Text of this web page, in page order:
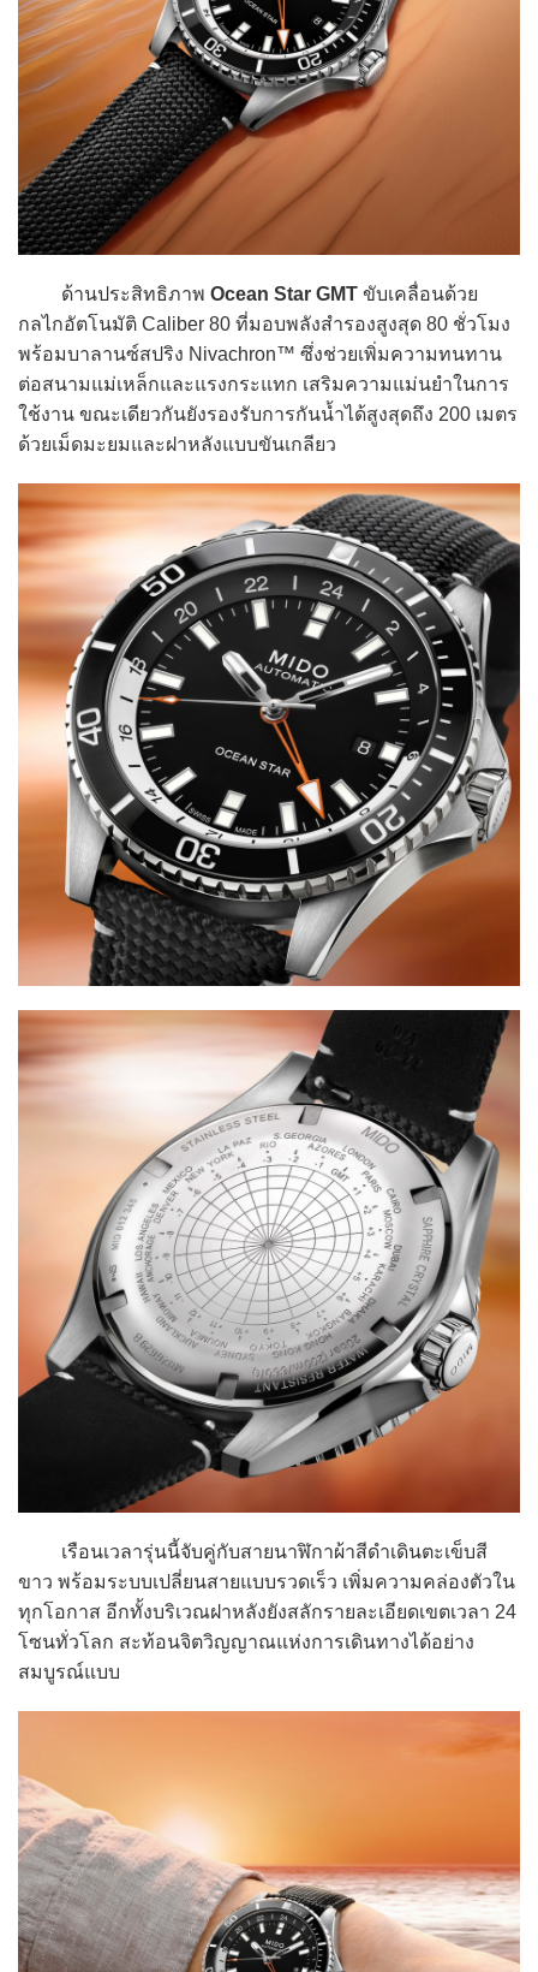
ด้านประสิทธิภาพ Ocean Star GMT ขับเคลื่อนด้วย
กลไกอัตโนมัติ Caliber 80 ที่มอบพลังสำรองสูงสุด 80 ชั่วโมง
พร้อมบาลานซ์สปริง Nivachron™ ซึ่งช่วยเพิ่มความทนทาน
ต่อสนามแม่เหล็กและแรงกระแทก เสริมความแม่นยำในการ
ใช้งาน ขณะเดียวกันยังรองรับการกันน้ำได้สูงสุดถึง 200 เมตร
ด้วยเม็ดมะยมและฝาหลังแบบขันเกลียว
เรือนเวลารุ่นนี้จับคู่กับสายนาฬิกาผ้าสีดำเดินตะเข็บสี
ขาว พร้อมระบบเปลี่ยนสายแบบรวดเร็ว เพิ่มความคล่องตัวใน
ทุกโอกาส อีกทั้งบริเวณฝาหลังยังสลักรายละเอียดเขตเวลา 24
โซนทั่วโลก สะท้อนจิตวิญญาณแห่งการเดินทางได้อย่าง
สมบูรณ์แบบ